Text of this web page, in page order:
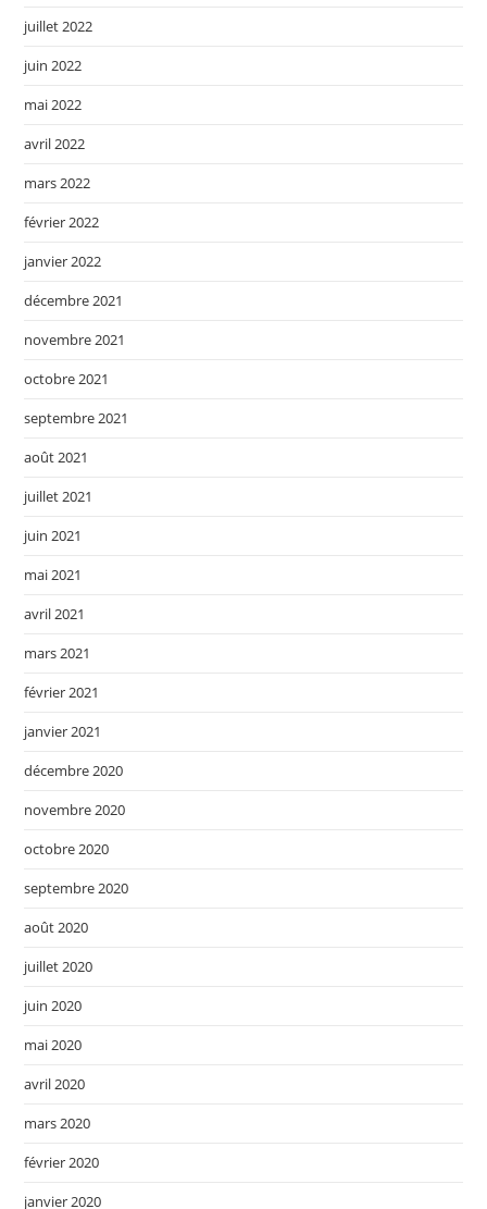
juillet 2022
juin 2022
mai 2022
avril 2022
mars 2022
février 2022
janvier 2022
décembre 2021
novembre 2021
octobre 2021
septembre 2021
août 2021
juillet 2021
juin 2021
mai 2021
avril 2021
mars 2021
février 2021
janvier 2021
décembre 2020
novembre 2020
octobre 2020
septembre 2020
août 2020
juillet 2020
juin 2020
mai 2020
avril 2020
mars 2020
février 2020
janvier 2020